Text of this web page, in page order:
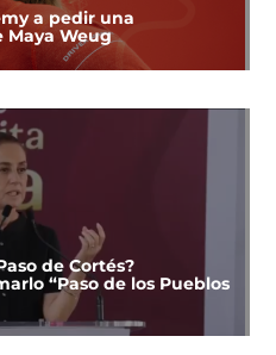
a pedir una
Maya Weug
de Cortés?
“Paso de los Pueblos